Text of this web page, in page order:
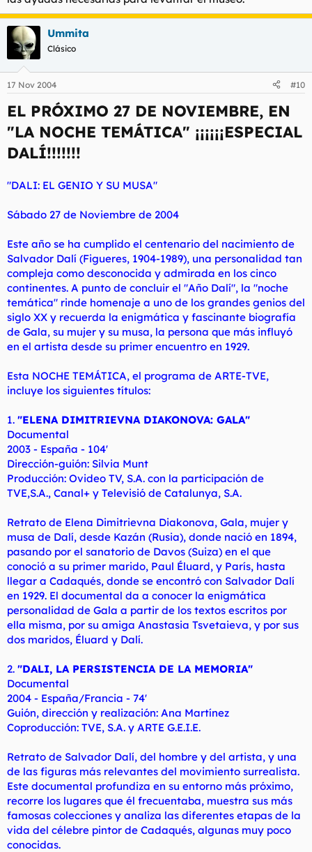
Ummita
Clásico
17 Nov 2004 #10
EL PRÓXIMO 27 DE NOVIEMBRE, EN
"LA NOCHE TEMÁTICA" ¡¡¡¡¡¡ESPECIAL
DALÍ!!!!!!!
"DALI: EL GENIO Y SU MUSA"
Sábado 27 de Noviembre de 2004
Este año se ha cumplido el centenario del nacimiento de
Salvador Dalí (Figueres, 1904-1989), una personalidad tan
compleja como desconocida y admirada en los cinco
continentes. A punto de concluir el "Año Dalí", la "noche
temática" rinde homenaje a uno de los grandes genios del
siglo XX y recuerda la enigmática y fascinante biografía
de Gala, su mujer y su musa, la persona que más influyó
en el artista desde su primer encuentro en 1929.
Esta NOCHE TEMÁTICA, el programa de ARTE-TVE,
incluye los siguientes títulos:
1. "ELENA DIMITRIEVNA DIAKONOVA: GALA"
Documental
2003 - España - 104'
Dirección-guión: Silvia Munt
Producción: Ovideo TV, S.A. con la participación de
TVE,S.A., Canal+ y Televisió de Catalunya, S.A.
Retrato de Elena Dimitrievna Diakonova, Gala, mujer y
musa de Dalí, desde Kazán (Rusia), donde nació en 1894,
pasando por el sanatorio de Davos (Suiza) en el que
conoció a su primer marido, Paul Éluard, y París, hasta
llegar a Cadaqués, donde se encontró con Salvador Dalí
en 1929. El documental da a conocer la enigmática
personalidad de Gala a partir de los textos escritos por
ella misma, por su amiga Anastasia Tsvetaieva, y por sus
dos maridos, Éluard y Dalí.
2. "DALI, LA PERSISTENCIA DE LA MEMORIA"
Documental
2004 - España/Francia - 74'
Guión, dirección y realización: Ana Martínez
Coproducción: TVE, S.A. y ARTE G.E.I.E.
Retrato de Salvador Dalí, del hombre y del artista, y una
de las figuras más relevantes del movimiento surrealista.
Este documental profundiza en su entorno más próximo,
recorre los lugares que él frecuentaba, muestra sus más
famosas colecciones y analiza las diferentes etapas de la
vida del célebre pintor de Cadaqués, algunas muy poco
conocidas.